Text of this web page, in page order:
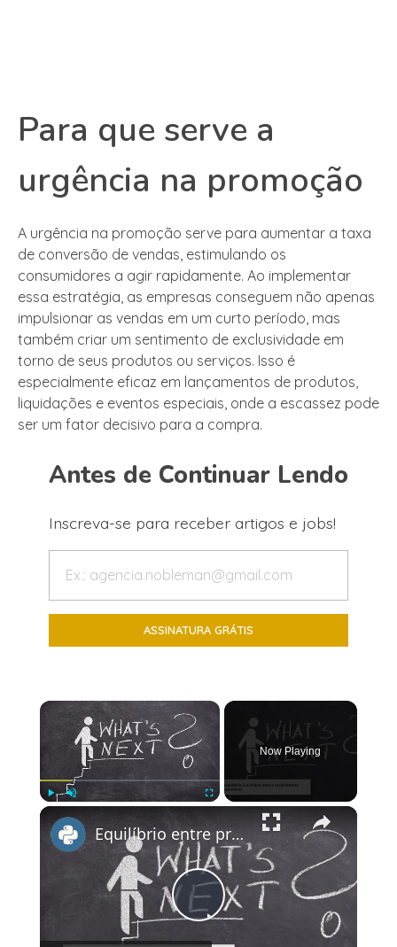
Para que serve a
urgência na promoção
A urgência na promoção serve para aumentar a taxa
de conversão de vendas, estimulando os
consumidores a agir rapidamente. Ao implementar
essa estratégia, as empresas conseguem não apenas
impulsionar as vendas em um curto período, mas
também criar um sentimento de exclusividade em
torno de seus produtos ou serviços. Isso é
especialmente eficaz em lançamentos de produtos,
liquidações e eventos especiais, onde a escassez pode
ser um fator decisivo para a compra.
Antes de Continuar Lendo
Inscreva-se para receber artigos e jobs!
×
Now Playing
×
Play
Equilíbrio entre preguiça e ambição: A chave para o sucesso profissional